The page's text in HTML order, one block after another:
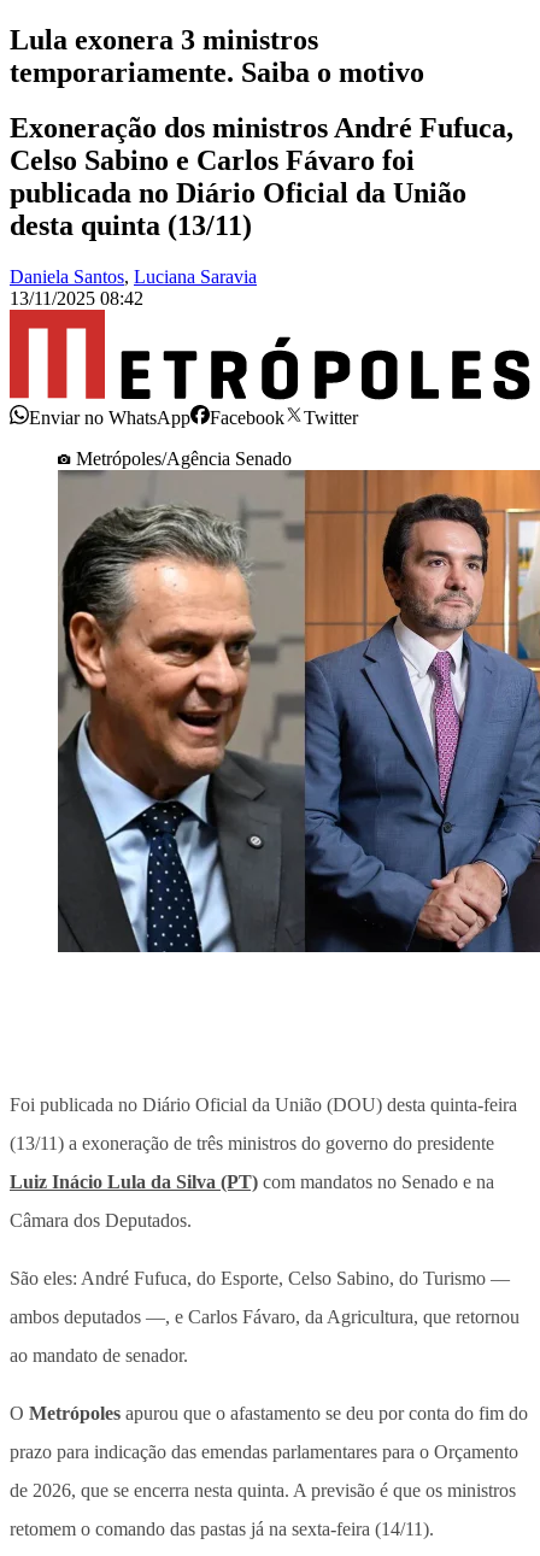
Lula exonera 3 ministros
temporariamente. Saiba o motivo
Exoneração dos ministros André Fufuca,
Celso Sabino e Carlos Fávaro foi
publicada no Diário Oficial da União
desta quinta (13/11)
Daniela Santos, Luciana Saravia
13/11/2025 08:42
Enviar no WhatsApp Facebook
Twitter
Metrópoles/Agência Senado
Foi publicada no Diário Oficial da União (DOU) desta quinta-feira
(13/11) a exoneração de três ministros do governo do presidente
Luiz Inácio Lula da Silva (PT) com mandatos no Senado e na
Câmara dos Deputados.
São eles: André Fufuca, do Esporte, Celso Sabino, do Turismo —
ambos deputados —, e Carlos Fávaro, da Agricultura, que retornou
ao mandato de senador.
O Metrópoles apurou que o afastamento se deu por conta do fim do
prazo para indicação das emendas parlamentares para o Orçamento
de 2026, que se encerra nesta quinta. A previsão é que os ministros
retomem o comando das pastas já na sexta-feira (14/11).